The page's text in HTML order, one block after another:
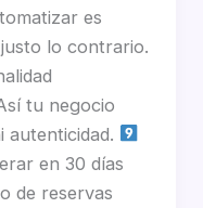
es
lo contrario.
tu negocio
autenticidad.
en 30 días
de reservas